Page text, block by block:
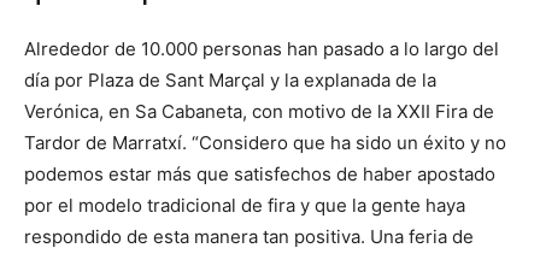
Alrededor de 10.000 personas han pasado a lo largo del
día por Plaza de Sant Marçal y la explanada de la
Verónica, en Sa Cabaneta, con motivo de la XXII Fira de
Tardor de Marratxí. “Considero que ha sido un éxito y no
podemos estar más que satisfechos de haber apostado
por el modelo tradicional de fira y que la gente haya
respondido de esta manera tan positiva. Una feria de